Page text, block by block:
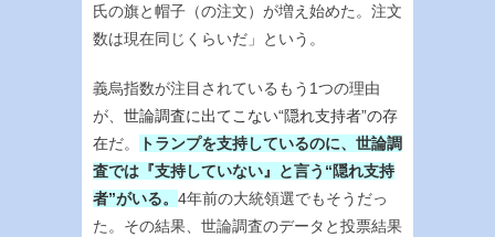
氏の旗と帽子（の注文）が増え始めた。注文
数は現在同じくらいだ」という。
義烏指数が注目されているもう1つの理由
が、 世論調査に出てこない“隠れ支持者”の存
在だ。
トランプを支持しているのに、世論調
査では『支持していない』と言う“隠れ支持
者”がいる。 4年前の大統領選でもそうだっ
た。その結果、世論調査のデータと投票結果